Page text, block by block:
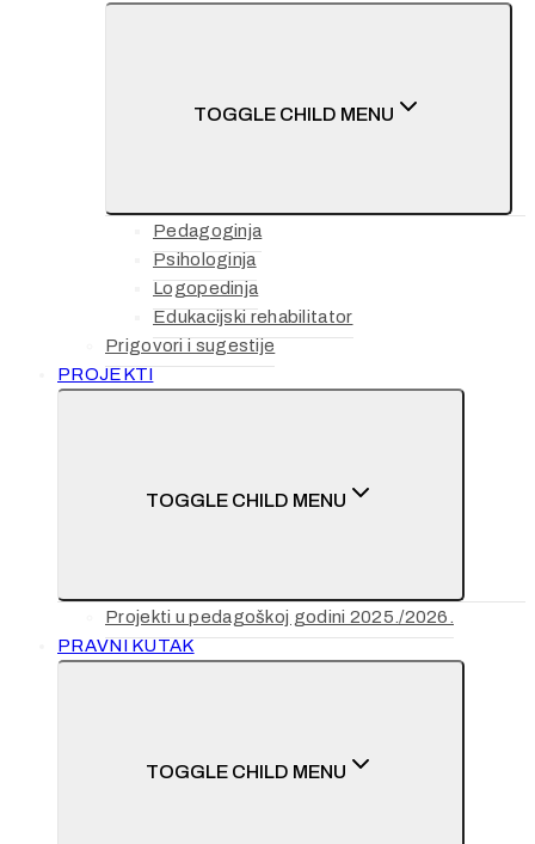
TOGGLE CHILD MENU
Pedagoginja
Psihologinja
Logopedinja
Edukacijski rehabilitator
Prigovori i sugestije
PROJEKTI
TOGGLE CHILD MENU
Projekti u pedagoškoj godini 2025./2026.
PRAVNI KUTAK
TOGGLE CHILD MENU